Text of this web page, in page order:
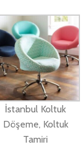
İstanbul Koltuk
Döşeme, Koltuk
Tamiri